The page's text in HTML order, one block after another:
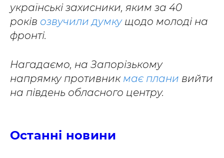
українські захисники, яким за 40
років озвучили думкущодо молоді на
фронті.
Нагадаємо, на Запорізькому
напрямку противник має плани вийти
на південь обласного центру.
Останні новини